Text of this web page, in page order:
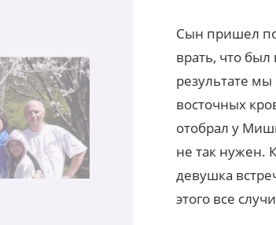
Сын пришел
врать, что
результате
восточных
отобрал у
не так нужен.
девушка
этого все